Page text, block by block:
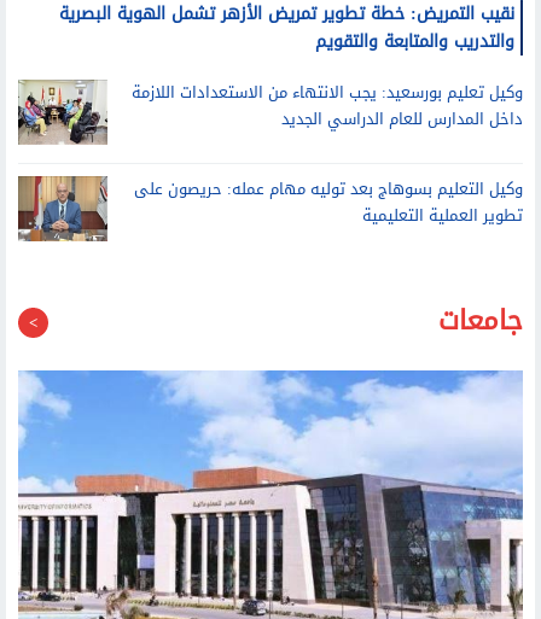
نقيب التمريض: خطة تطوير تمريض الأزهر تشمل الهوية البصرية
والتدريب والمتابعة والتقويم
وكيل تعليم بورسعيد: يجب الانتهاء من الاستعدادات اللازمة
داخل المدارس للعام الدراسي الجديد
وكيل التعليم بسوهاج بعد توليه مهام عمله: حريصون على
تطوير العملية التعليمية
جامعات